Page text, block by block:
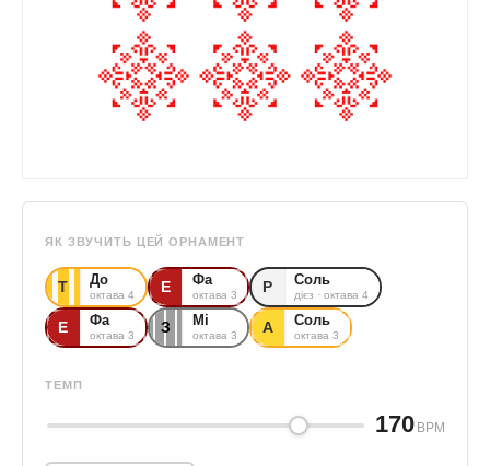
ЯК ЗВУЧИТЬ ЦЕЙ ОРНАМЕНТ
Т До
октава 4 Е Фа
октава 3 Р Соль
дієз · октава 4
Е Фа
октава 3 З Мі
октава 3 А Соль
октава 3
ТЕМП
170 BPM